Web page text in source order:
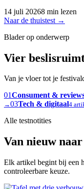
14 juli 20268 min lezen
Naar de thuistest →
Blader op onderwerp
Vier
Van je vloer tot je
01Consument &
→03Tech & digitaal4
Alle testnotities
Van nieuw
Elk artikel begint bij een
controleerbare keuze.